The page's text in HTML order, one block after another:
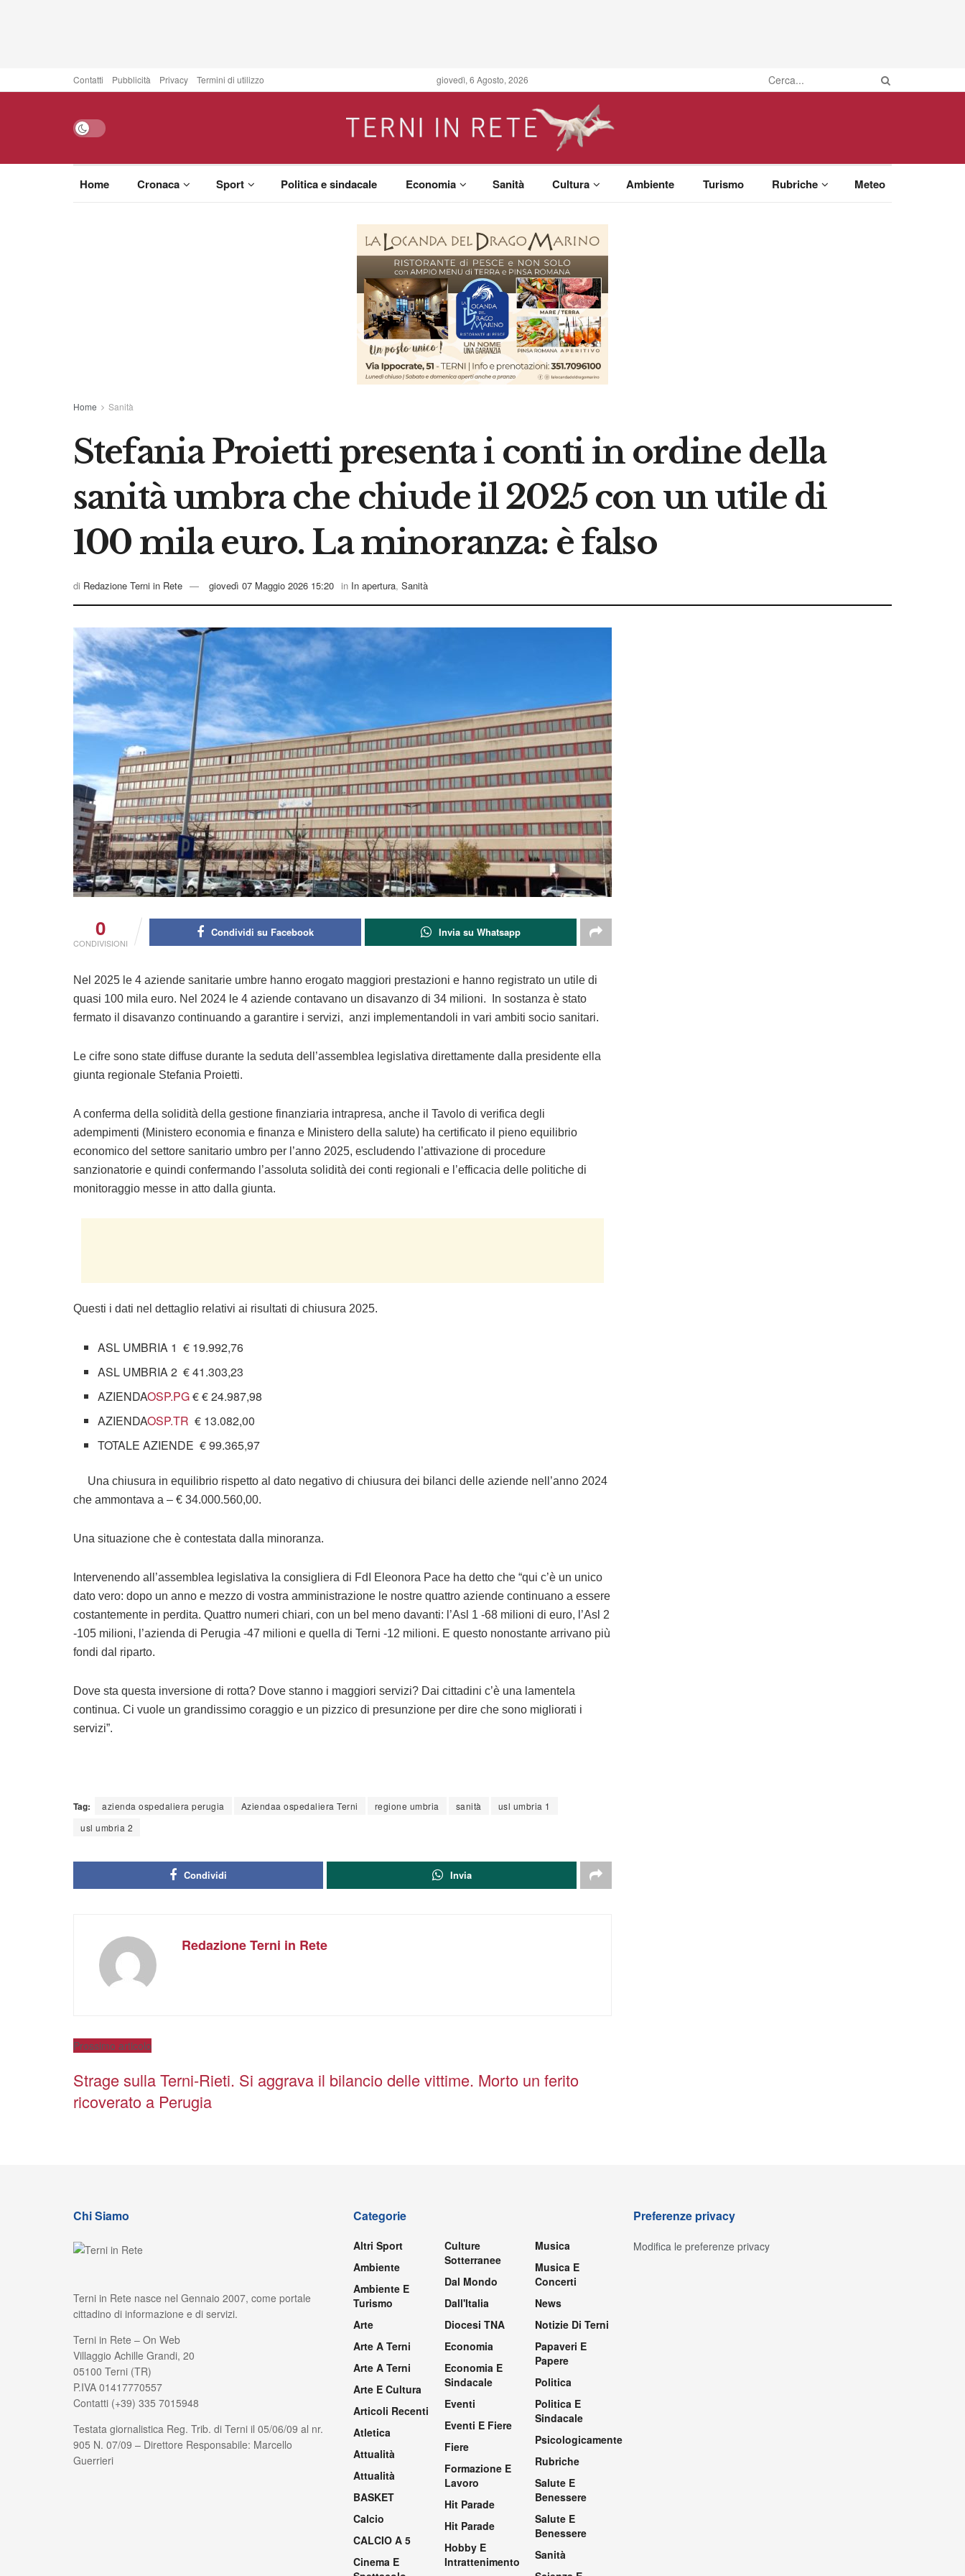
Contatti Pubblicità Privacy Termini di utilizzo giovedì, 6 Agosto, 2026
Home Cronaca Sport Politica e sindacale Economia Sanità Cultura Ambiente Turismo Rubriche Meteo
Home Sanità
Stefania Proietti presenta i conti in ordine della
sanità umbra che chiude il 2025 con un utile di
100 mila euro. La minoranza: è falso
di Redazione Terni in Rete giovedì 07 Maggio 2026 15:20 in In apertura, Sanità
0
CONDIVISIONI
Condividi su Facebook Invia su Whatsapp
Nel 2025 le 4 aziende sanitarie umbre hanno erogato maggiori prestazioni e hanno registrato un utile di
quasi 100 mila euro. Nel 2024 le 4 aziende contavano un disavanzo di 34 milioni. In sostanza è stato
fermato il disavanzo continuando a garantire i servizi, anzi implementandoli in vari ambiti socio sanitari.
Le cifre sono state diffuse durante la seduta dell’assemblea legislativa direttamente dalla presidente ella
giunta regionale Stefania Proietti.
A conferma della solidità della gestione finanziaria intrapresa, anche il Tavolo di verifica degli
adempimenti (Ministero economia e finanza e Ministero della salute) ha certificato il pieno equilibrio
economico del settore sanitario umbro per l’anno 2025, escludendo l’attivazione di procedure
sanzionatorie e quindi confermando l’assoluta solidità dei conti regionali e l’efficacia delle politiche di
monitoraggio messe in atto dalla giunta.
Questi i dati nel dettaglio relativi ai risultati di chiusura 2025.
ASL UMBRIA 1 € 19.992,76
ASL UMBRIA 2 € 41.303,23
AZIENDAOSP.PG€ € 24.987,98
AZIENDAOSP.TR € 13.082,00
TOTALE AZIENDE € 99.365,97
Una chiusura in equilibrio rispetto al dato negativo di chiusura dei bilanci delle aziende nell’anno 2024
che ammontava a – € 34.000.560,00.
Una situazione che è contestata dalla minoranza.
Intervenendo all’assemblea legislativa la consigliera di FdI Eleonora Pace ha detto che “qui c’è un unico
dato vero: dopo un anno e mezzo di vostra amministrazione le nostre quattro aziende continuano a essere
costantemente in perdita. Quattro numeri chiari, con un bel meno davanti: l’Asl 1 -68 milioni di euro, l’Asl 2
-105 milioni, l’azienda di Perugia -47 milioni e quella di Terni -12 milioni. E questo nonostante arrivano più
fondi dal riparto.
Dove sta questa inversione di rotta? Dove stanno i maggiori servizi? Dai cittadini c’è una lamentela
continua. Ci vuole un grandissimo coraggio e un pizzico di presunzione per dire che sono migliorati i
servizi”.
Tag: azienda ospedaliera perugia Aziendaa ospedaliera Terni regione umbria sanità
usl umbria 1
usl umbria 2
Condividi Invia
Redazione Terni in Rete
Prossimo articolo
Strage sulla Terni-Rieti. Si aggrava il bilancio delle vittime. Morto un ferito
ricoverato a Perugia
Chi Siamo
Terni in Rete nasce nel Gennaio 2007, come portale
cittadino di informazione e di servizi.
Terni in Rete – On Web
Villaggio Achille Grandi, 20
05100 Terni (TR)
P.IVA 01417770557
Contatti (+39) 335 7015948
Testata giornalistica Reg. Trib. di Terni il 05/06/09 al nr.
905 N. 07/09 – Direttore Responsabile: Marcello
Guerrieri
Categorie
Altri Sport
Ambiente
Ambiente E
Turismo
Arte
Arte A Terni
Arte A Terni
Arte E Cultura
Articoli Recenti
Atletica
Attualità
Attualità
BASKET
Calcio
CALCIO A 5
Cinema E
Culture
Sotterranee
Dal Mondo
Dall'Italia
Diocesi TNA
Economia
Economia E
Sindacale
Eventi
Eventi E Fiere
Fiere
Formazione E
Lavoro
Hit Parade
Hit Parade
Hobby E
Intrattenimento
Musica
Musica E
Concerti
News
Notizie Di Terni
Papaveri E
Papere
Politica
Politica E
Sindacale
Psicologicamente
Rubriche
Salute E
Benessere
Salute E
Benessere
Sanità
Preferenze privacy
Modifica le preferenze privacy